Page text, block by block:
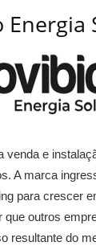
Energia
venda e
A marca
para crescer
que outros
resultante do